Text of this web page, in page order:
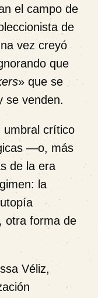
el campo de
de
vez creyó
que
» que se
se venden.
umbral crítico
—o, más
de la era
la
otra forma de
Véliz,